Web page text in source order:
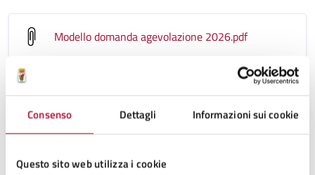
Consenso Dettagli Informazioni sui cookie
Questo sito web utilizza i cookie
Modello domanda agevolazione 2026.pdf